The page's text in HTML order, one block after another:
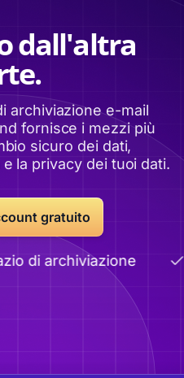
dall'altra
archiviazione e-mail
fornisce i mezzi più
sicuro dei dati,
la privacy dei tuoi dati.
gratuito
di archiviazione